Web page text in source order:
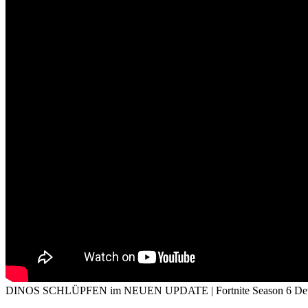
DINOS SCHLÜPFEN im NEUEN UPDATE | Fortnite Season 6